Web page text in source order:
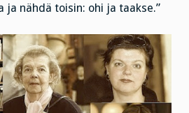
ja nähdä toisin: ohi ja taakse.”